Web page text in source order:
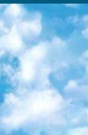
урок состоит из видеолекций и конспектов. Есть также интерактивные тренажёры и тесты для закрепления пройденного материала. Даже если вы давно окончили школу, возможность повторить программу старших классов всегда может пригодиться. 9. Edutainme Ещё один ресурс об образовании. В отличие от Newtonew, как мне кажется, Edutainme больше ориентируется на представителей индустрии: педагогов, предпринимателей, разработчиков образовательных проектов. Но и любой, кто просто стремится к саморазвитию, найдёт на сайте много полезного и интересного для себя. Например, информацию о новых курсах и образовательных сервисах. 10. Newtonew Онлайн-медиа об образовании и обучении в широком смысле. Авторы Newtonew пишут об инструментах, заведениях, тактиках и стратегиях, которые помогают учить других и получать новые знания самостоятельно. На этой площадке вы найдёте новости, обзоры, аналитические мат